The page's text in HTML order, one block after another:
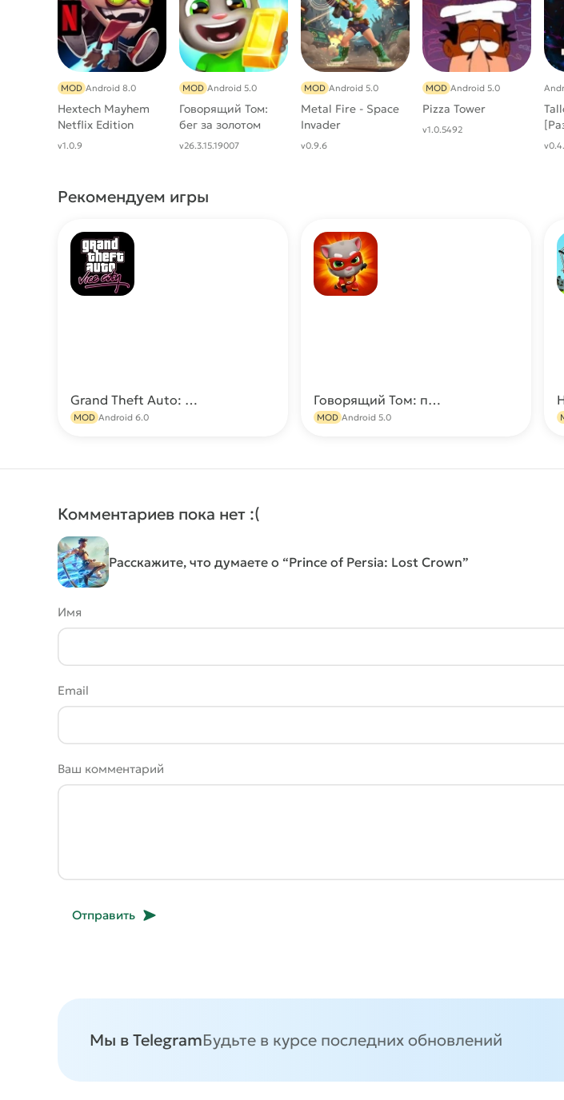
Hextech Mayhem
Netflix Edition
MOD Android 8.0
v1.0.9
Говорящий Том:
бег за золотом
МОД (Много
MOD Android 5.0
v26.3.15.19007
Metal Fire - Space
Invader
MOD Android 5.0
v0.9.6
Pizza Tower
MOD Android 5.0
v1.0.5492
Рекомендуем игры
Grand Theft Auto: Vice City
MOD Android 6.0
Говорящий Том: погоня героев МОД [Много денег]
MOD Android 5.0
Комментариев пока нет :(
Расскажите, что думаете о “Prince of Persia: Lost Crown”
Имя
Email
Ваш комментарий
Отправить
Мы в TelegramБудьте в курсе последних обновлений